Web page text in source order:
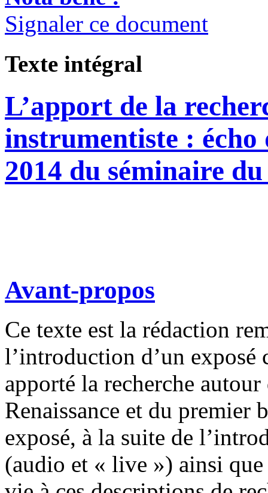
Signaler ce document
Texte intégral
L’apport de la
instrumentiste : écho
2014 du séminaire
Avant-propos
Ce texte est la rédaction
l’introduction d’un exposé
apporté la recherche
Renaissance et du premier
exposé, à la suite de
(audio et « live ») ainsi